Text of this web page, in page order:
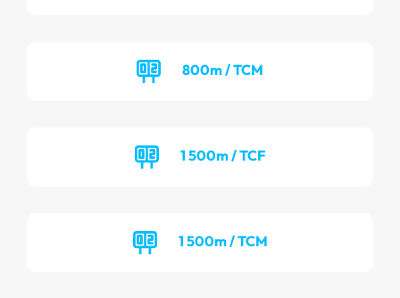
800m / TCM
1 500m / TCF
1 500m / TCM